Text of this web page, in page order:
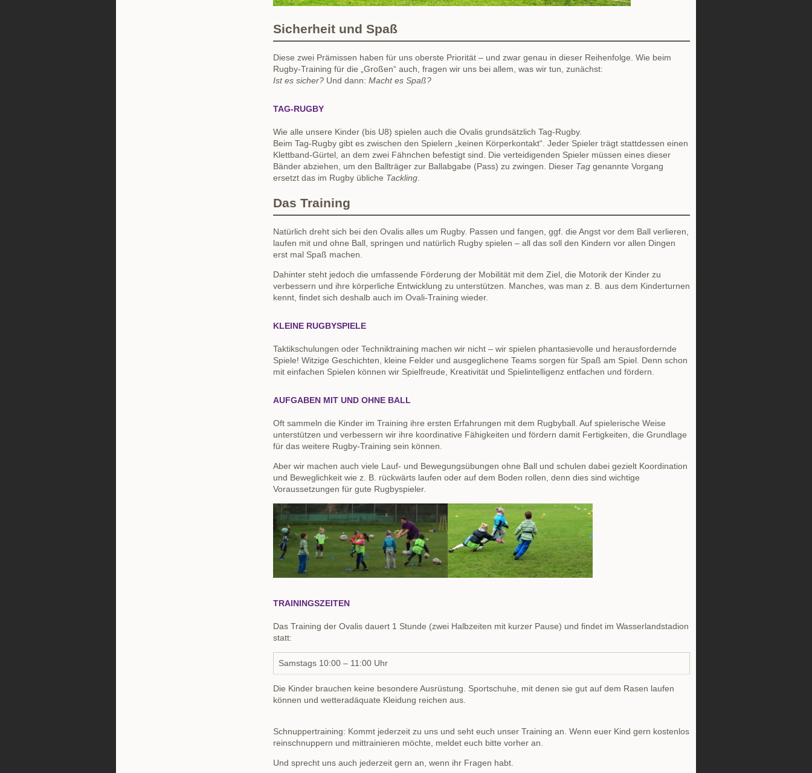
Sicherheit und Spaß
Diese zwei Prämissen haben für uns oberste Priorität – und zwar genau in dieser Reihenfolge. Wie beim
Rugby-Training für die „Großen“ auch, fragen wir uns bei allem, was wir tun, zunächst:
Ist es sicher? Und dann: Macht es Spaß?
TAG-RUGBY
Wie alle unsere Kinder (bis U8) spielen auch die Ovalis grundsätzlich Tag-Rugby.
Beim Tag-Rugby gibt es zwischen den Spielern „keinen Körperkontakt“. Jeder Spieler trägt stattdessen einen
Klettband-Gürtel, an dem zwei Fähnchen befestigt sind. Die verteidigenden Spieler müssen eines dieser
Bänder abziehen, um den Ballträger zur Ballabgabe (Pass) zu zwingen. Dieser Tag genannte Vorgang
ersetzt das im Rugby übliche Tackling
Das Training
Natürlich dreht sich bei den Ovalis alles um Rugby. Passen und fangen, ggf. die Angst vor dem Ball verlieren,
laufen mit und ohne Ball, springen und natürlich Rugby spielen – all das soll den Kindern vor allen Dingen
erst mal Spaß machen.
Dahinter steht jedoch die umfassende Förderung der Mobilität mit dem Ziel, die Motorik der Kinder zu
verbessern und ihre körperliche Entwicklung zu unterstützen. Manches, was man z. B. aus dem Kinderturnen
kennt, findet sich deshalb auch im Ovali-Training wieder.
KLEINE RUGBYSPIELE
Taktikschulungen oder Techniktraining machen wir nicht – wir spielen phantasievolle und herausfordernde
Spiele! Witzige Geschichten, kleine Felder und ausgeglichene Teams sorgen für Spaß am Spiel. Denn schon
mit einfachen Spielen können wir Spielfreude, Kreativität und Spielintelligenz entfachen und fördern.
AUFGABEN MIT UND OHNE BALL
Oft sammeln die Kinder im Training ihre ersten Erfahrungen mit dem Rugbyball. Auf spielerische Weise
unterstützen und verbessern wir ihre koordinative Fähigkeiten und fördern damit Fertigkeiten, die Grundlage
für das weitere Rugby-Training sein können.
Aber wir machen auch viele Lauf- und Bewegungsübungen ohne Ball und schulen dabei gezielt Koordination
und Beweglichkeit wie z. B. rückwärts laufen oder auf dem Boden rollen, denn dies sind wichtige
Voraussetzungen für gute Rugbyspieler.
TRAININGSZEITEN
Das Training der Ovalis dauert 1 Stunde (zwei Halbzeiten mit kurzer Pause) und findet im Wasserlandstadion
statt:
Samstags 10:00 – 11:00 Uhr
Die Kinder brauchen keine besondere Ausrüstung. Sportschuhe, mit denen sie gut auf dem Rasen laufen
können und wetteradäquate Kleidung reichen aus.
Schnuppertraining: Kommt jederzeit zu uns und seht euch unser Training an. Wenn euer Kind gern kostenlos
reinschnuppern und mittrainieren möchte, meldet euch bitte vorher an.
Und sprecht uns auch jederzeit gern an, wenn ihr Fragen habt.